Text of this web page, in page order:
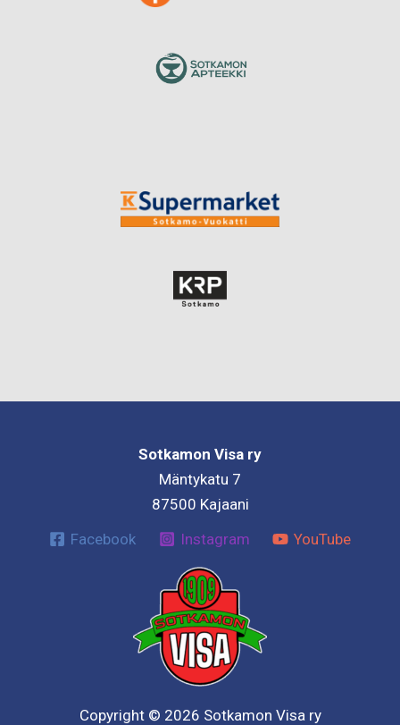
Sotkamon Visa ry
Mäntykatu 7
87500 Kajaani
Facebook
Instagram YouTube
Copyright © 2026 Sotkamon Visa ry